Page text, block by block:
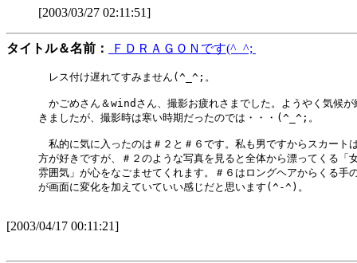
[2003/03/27 02:11:51]
タイトル＆名前： ＦＤＲＡＧＯＮです(^_^;
レス付け遅れてすみません(^_^;。
かごめさん＆windさん、撮影お疲れさまでした。ようやく気候が
きましたが、撮影時は寒い時期だったのでは・・・(^_^;。
私的に気に入ったのは＃２と＃６です。私も男ですからスカート
方が好きですが、＃２のような写真を見ると全体から漂ってくる「
雰囲気」が心をなごませてくれます。＃６はロングヘアからくる手
が画面に変化を加えていていい感じだと思います(^-^)。
[2003/04/17 00:11:21]